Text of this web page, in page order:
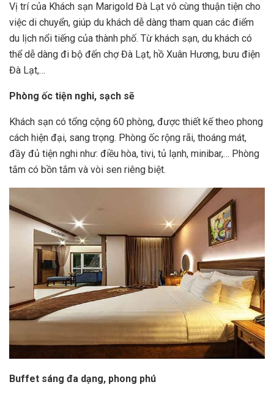
Vị trí của Khách sạn Marigold Đà Lạt vô cùng thuận tiện cho
việc di chuyển, giúp du khách dễ dàng tham quan các điểm
du lịch nổi tiếng của thành phố. Từ khách sạn, du khách có
thể dễ dàng đi bộ đến chợ Đà Lạt, hồ Xuân Hương, bưu điện
Đà Lạt,…
Phòng ốc tiện nghi, sạch sẽ
Khách sạn có tổng cộng 60 phòng, được thiết kế theo phong
cách hiện đại, sang trọng. Phòng ốc rộng rãi, thoáng mát,
đầy đủ tiện nghi như: điều hòa, tivi, tủ lạnh, minibar,… Phòng
tắm có bồn tắm và vòi sen riêng biệt.
Buffet sáng đa dạng, phong phú